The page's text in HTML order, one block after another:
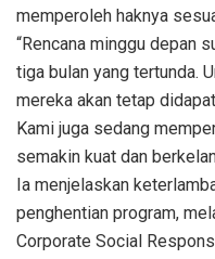
memperoleh haknya
“Rencana minggu depan
tiga bulan yang tertunda.
mereka akan tetap
Kami juga sedang
semakin kuat dan
Ia menjelaskan
penghentian program,
Corporate Social